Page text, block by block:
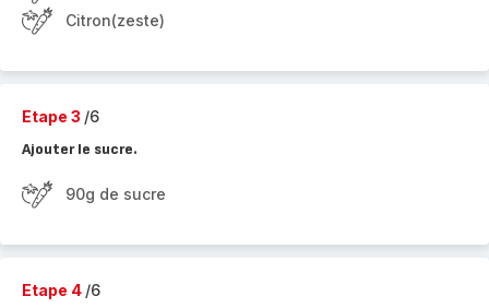
Citron(zeste)
Etape 3 /6
Ajouter le sucre.
90g de sucre
Etape 4 /6